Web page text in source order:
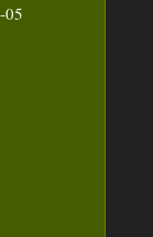
05